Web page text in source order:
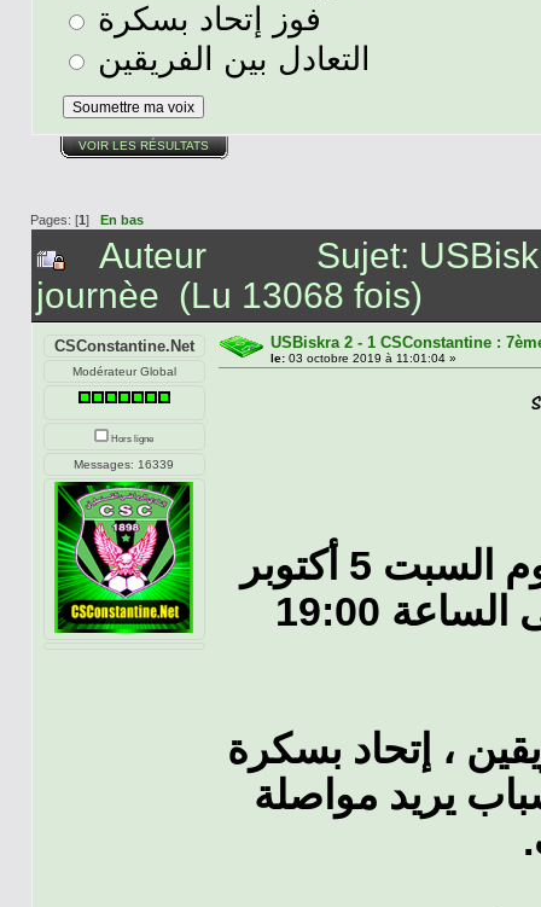
فوز إتحاد بسكرة
التعادل بين الفريقين
VOIR LES RÉSULTATS
Pages: [1 ] En bas
Auteur
Sujet:
journèe (Lu 13068 fois)
CSConstantine.Net
Modérateur Global
Hors ligne
Messages: 16339
USBiskra 2 - 1 CSConstantine :
le: 03 octobre 2019 à 11:01:04 »
يتنقل شباب قسنطينة إلى بسكرة يوم السبت 5 أكتوبر
2019 لمواجهة الإتحاد المحلي على الساعة 19:00
، إتحاد بسكرة
يريد مواصلة